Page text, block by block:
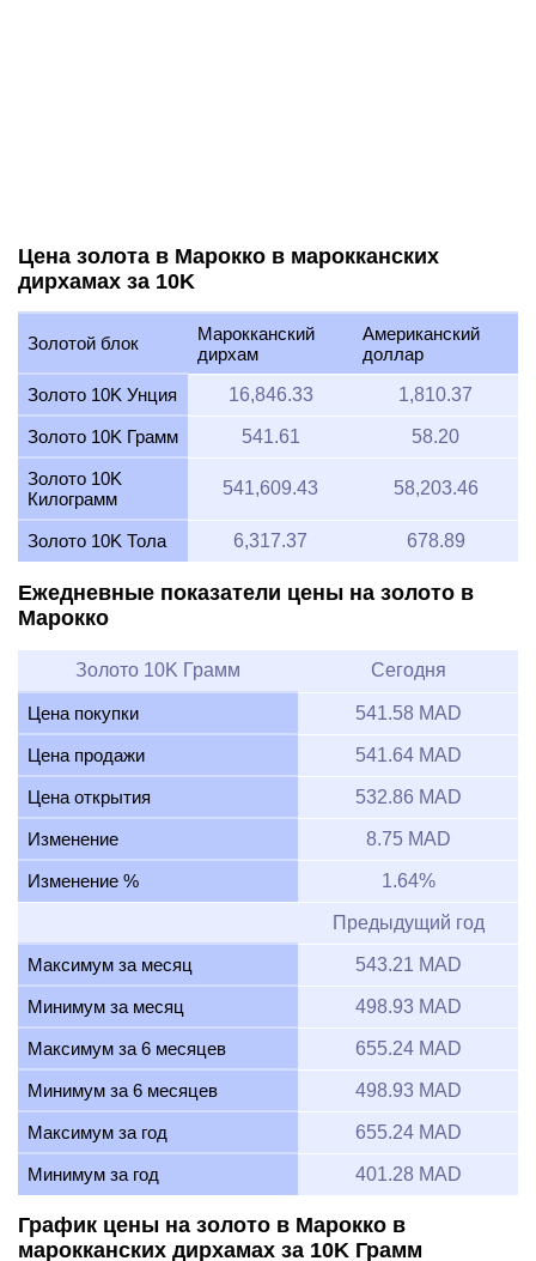
Цена золота в Марокко в марокканских
дирхамах за 10K
Золотой блок
Марокканский
дирхам
Американский
доллар
Золото 10K Унция
16,846.33 1,810.37
Золото 10K Грамм 541.61 58.20
Золото 10K
Килограмм
541,609.43 58,203.46
Золото 10K Тола 6,317.37 678.89
Ежедневные показатели цены на золото в
Марокко
Золото 10K Грамм Сегодня
Цена покупки 541.58 MAD
Цена продажи 541.64 MAD
Цена открытия 532.86 MAD
Изменение 8.75 MAD
Изменение % 1.64%
Предыдущий год
Максимум за месяц 543.21 MAD
Минимум за месяц 498.93 MAD
Максимум за 6 месяцев 655.24 MAD
Минимум за 6 месяцев 498.93 MAD
Максимум за год 655.24 MAD
Минимум за год 401.28 MAD
График цены на золото в Марокко в
марокканских дирхамах за 10K Грамм